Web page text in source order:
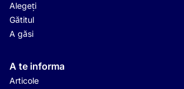
Alegeți
Gătitul
A găsi
A te informa
Articole